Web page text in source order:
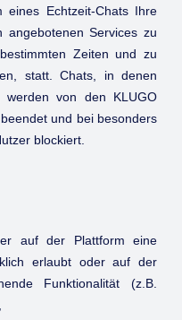
Echtzeit-Chats Ihre
Services zu
Zeiten und zu
statt. Chats, in denen
werden von den KLUGO
und bei besonders
blockiert.
auf der Plattform eine
erlaubt oder auf der
Funktionalität (z.B.